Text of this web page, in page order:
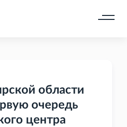
области
очередь
центра